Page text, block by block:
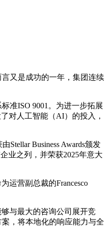
又是成功的一年，集团连续
准ISO 9001。为进一步拓展
对人工智能（AI）的投入，
Business Awards颁发
业之列，并荣获2025年意大
运营副总裁的Francesco
够与最大的咨询公司展开竞
，将本地化的响应能力与全